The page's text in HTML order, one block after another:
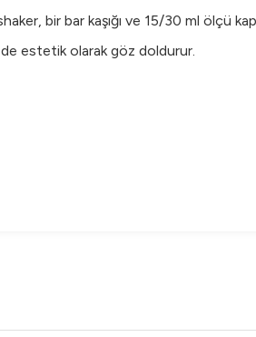
bir bar kaşığı ve 15/30 ml ölçü
de estetik olarak göz doldurur.